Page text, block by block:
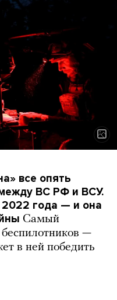
все опять
ВС РФ и ВСУ.
2022 года — и она
Самый
—
в ней победить